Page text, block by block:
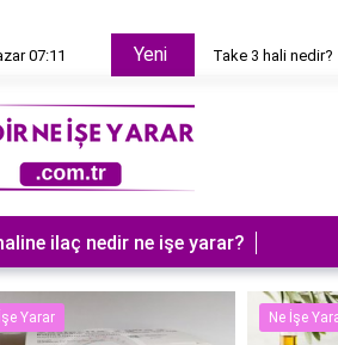
07:11 Yeni Take 3 hali nedir?
ilaç nedir ne işe yarar?
Yarar Ne İşe